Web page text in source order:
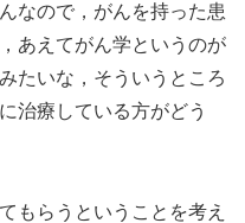
なので，がんを持った患
あえてがん学というのが
たいな，そういうところ
治療している方がどう
もらうということを考え